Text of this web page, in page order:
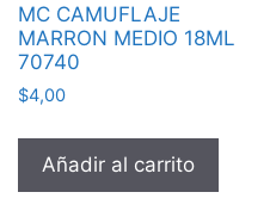
MC CAMUFLAJE
MARRON MEDIO 18ML
70740
$4,00
Añadir al carrito